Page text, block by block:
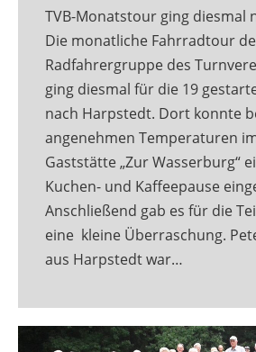
TVB-Monatstour ging diesmal
Die monatliche Fahrradtour
Radfahrergruppe des
ging diesmal für die 19
nach Harpstedt. Dort konnte
angenehmen Temperaturen
Gaststätte „Zur Wasserburg“
Kuchen- und Kaffeepause
Anschließend gab es für die
eine kleine Überraschung.
aus Harpstedt war…